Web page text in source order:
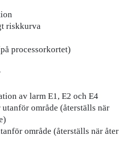
riskkurva
processorkortet)
av larm E1, E2 och E4
utanför område (återställs när
område (återställs när åter